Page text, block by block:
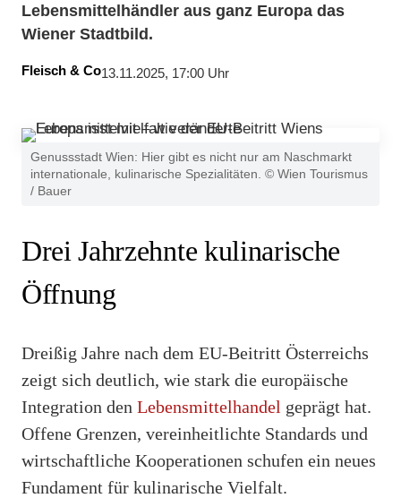
Lebensmittelhändler aus ganz Europa das
Wiener Stadtbild.
Fleisch & Co13.11.2025, 17:00 Uhr
Genussstadt Wien: Hier gibt es nicht nur am Naschmarkt
internationale, kulinarische Spezialitäten. © Wien Tourismus
/ Bauer
Drei Jahrzehnte kulinarische
Öffnung
Dreißig Jahre nach dem EU-Beitritt Österreichs
zeigt sich deutlich, wie stark die europäische
Integration den Lebensmittelhandel geprägt hat.
Offene Grenzen, vereinheitlichte Standards und
wirtschaftliche Kooperationen schufen ein neues
Fundament für kulinarische Vielfalt.